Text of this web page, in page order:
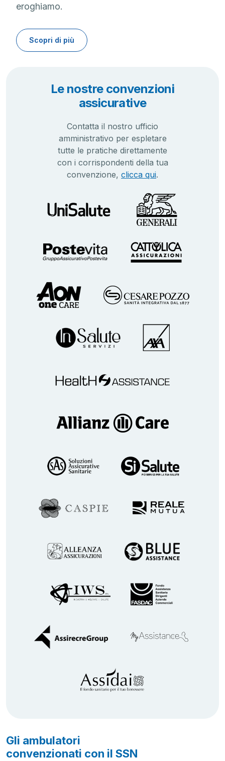
eroghiamo.
Scopri di più
Le nostre convenzioni
assicurative
Contatta il nostro ufficio
amministrativo per espletare
tutte le pratiche direttamente
con i corrispondenti della tua
convenzione, clicca qui.
Gli ambulatori
convenzionati con il SSN